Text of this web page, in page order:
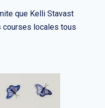
que Kelli Stavast
courses locales tous